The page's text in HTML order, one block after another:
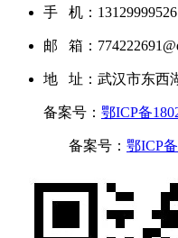
手 机：13129999526
邮 箱：
地 址：武汉市东西
备案号： 鄂ICP备
备案号： 鄂ICP